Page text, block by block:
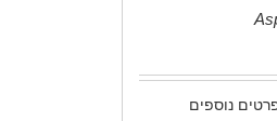
נוספים